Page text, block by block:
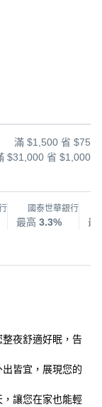
滿 $1,500 省 $75
$31,000 省 $1,000
國泰世華銀行
最高 3.3% 最
夜舒適好眠，告
皆宜，展現您的
讓您在家也能輕